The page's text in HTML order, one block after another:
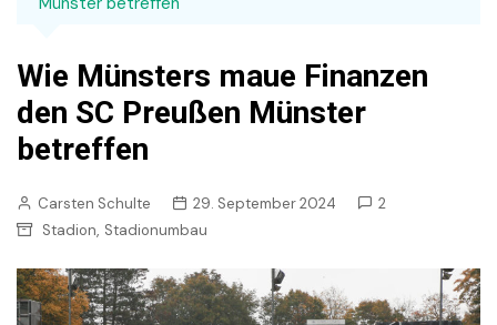
Wie Münsters maue Finanzen
den SC Preußen Münster
betreffen
Carsten Schulte 29. September 2024
2
Stadion, Stadionumbau